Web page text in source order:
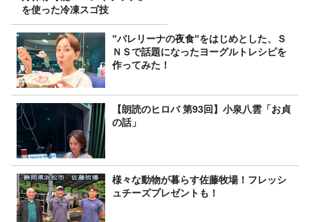
を使った冷凍スゴ技
”バレリーナの夜食”をはじめとした、Ｓ
ＮＳで話題になったヨーグルトレシピを
作ってみた！
【朗読のヒロバ 第93回】小泉八雲「お貞
の話」
様々な動物が暮らす佐藤牧場！フレッシ
ュチーズプレゼントも！